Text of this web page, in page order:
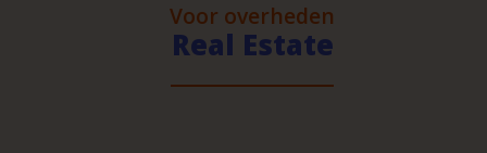
Voor overheden
Real Estate